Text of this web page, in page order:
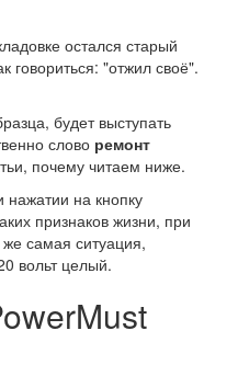
остался старый
"отжил своё".
будет выступать
слово ремонт
почему читаем ниже.
на кнопку
признаков жизни, при
самая ситуация,
вольт целый.